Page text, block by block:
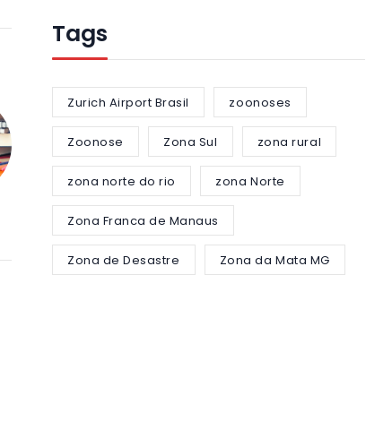
Tags
Zurich Airport Brasil zoonoses
Zoonose Zona Sul zona rural
zona norte do rio zona Norte
Zona Franca de Manaus
Zona de Desastre Zona da Mata MG